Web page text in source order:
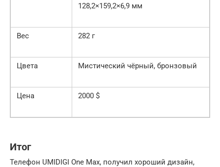
128,2×159,2×6,9 мм
Вес 282 г
Цвета Мистический чёрный, бронзовый
Цена 2000 $
Итог
Телефон UMIDIGI One Max, получил хороший дизайн,